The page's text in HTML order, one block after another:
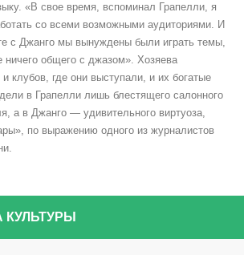
«В свое время, вспоминал Грапелли, я
со всеми возможными аудиториями. И
с Джанго мы вынуждены были играть темы,
ничего общего с джазом». Хозяева
и клубов, где они выступали, и их богатые
в Грапелли лишь блестящего салонного
а в Джанго — удивительного виртуоза,
по выражению одного из журналистов